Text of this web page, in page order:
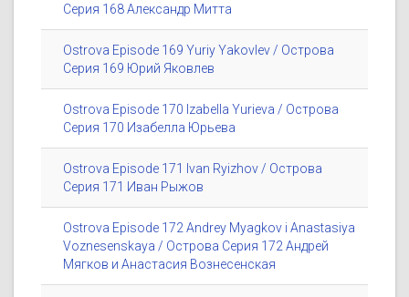
Серия 168 Александр Митта
Ostrova Episode 169 Yuriy Yakovlev / Острова
Серия 169 Юрий Яковлев
Ostrova Episode 170 Izabella Yurieva / Острова
Серия 170 Изабелла Юрьева
Ostrova Episode 171 Ivan Ryizhov / Острова
Серия 171 Иван Рыжов
Ostrova Episode 172 Andrey Myagkov i Anastasiya
Voznesenskaya / Острова Серия 172 Андрей
Мягков и Анастасия Вознесенская